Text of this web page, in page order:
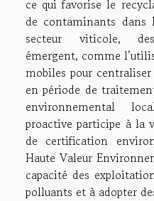
ce qui favorise le
de contaminants
secteur viticole,
émergent, comme
mobiles pour
en période de
environnemental
proactive participe à la
de certification
Haute Valeur
capacité des
polluants et à adopter